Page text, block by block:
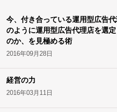
今、付き合っている運用型広告
のように運用型広告代理店を選
のか、を見極める術
2016年09月28日
経営の力
2016年03月11日